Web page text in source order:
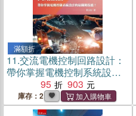
滿額折
11.交流電機控制回路設計：
帶你掌握電機控制系統設計
的最關鍵技能
95 903
庫存：2